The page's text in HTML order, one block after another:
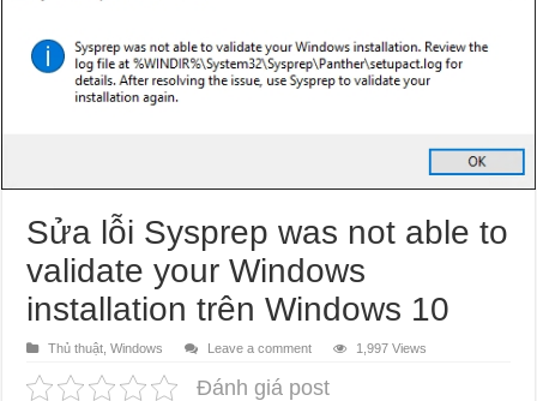
Sửa lỗi Sysprep was not able to
validate your Windows
installation trên Windows 10
Thủ thuật ,Windows Leave a comment 1,997 Views
Đánh giá post